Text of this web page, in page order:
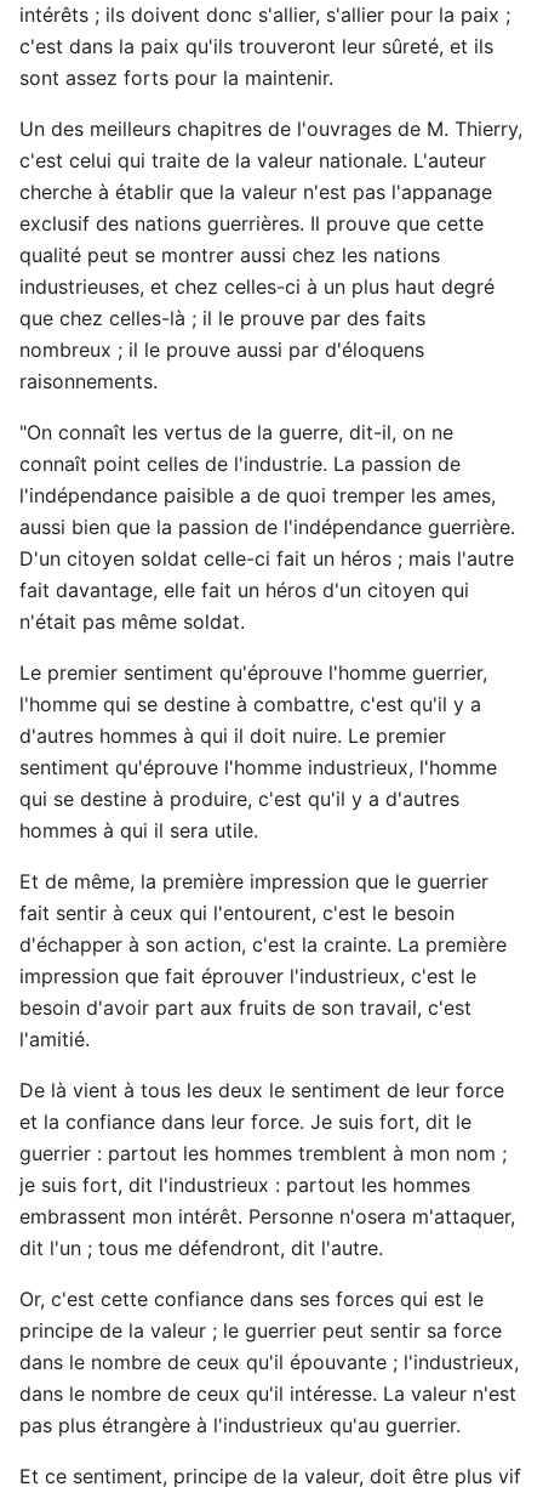
intérêts ; ils doivent donc s'allier, s'allier pour la paix ;
c'est dans la paix qu'ils trouveront leur sûreté, et ils
sont assez forts pour la maintenir.
Un des meilleurs chapitres de l'ouvrages de M. Thierry,
c'est celui qui traite de la valeur nationale. L'auteur
cherche à établir que la valeur n'est pas l'appanage
exclusif des nations guerrières. Il prouve que cette
qualité peut se montrer aussi chez les nations
industrieuses, et chez celles-ci à un plus haut degré
que chez celles-là ; il le prouve par des faits
nombreux ; il le prouve aussi par d'éloquens
raisonnements.
"On connaît les vertus de la guerre, dit-il, on ne
connaît point celles de l'industrie. La passion de
l'indépendance paisible a de quoi tremper les ames,
aussi bien que la passion de l'indépendance guerrière.
D'un citoyen soldat celle-ci fait un héros ; mais l'autre
fait davantage, elle fait un héros d'un citoyen qui
n'était pas même soldat.
Le premier sentiment qu'éprouve l'homme guerrier,
l'homme qui se destine à combattre, c'est qu'il y a
d'autres hommes à qui il doit nuire. Le premier
sentiment qu'éprouve l'homme industrieux, l'homme
qui se destine à produire, c'est qu'il y a d'autres
hommes à qui il sera utile.
Et de même, la première impression que le guerrier
fait sentir à ceux qui l'entourent, c'est le besoin
d'échapper à son action, c'est la crainte. La première
impression que fait éprouver l'industrieux, c'est le
besoin d'avoir part aux fruits de son travail, c'est
l'amitié.
De là vient à tous les deux le sentiment de leur force
et la confiance dans leur force. Je suis fort, dit le
guerrier : partout les hommes tremblent à mon nom ;
je suis fort, dit l'industrieux : partout les hommes
embrassent mon intérêt. Personne n'osera m'attaquer,
dit l'un ; tous me défendront, dit l'autre.
Or, c'est cette confiance dans ses forces qui est le
principe de la valeur ; le guerrier peut sentir sa force
dans le nombre de ceux qu'il épouvante ; l'industrieux,
dans le nombre de ceux qu'il intéresse. La valeur n'est
pas plus étrangère à l'industrieux qu'au guerrier.
Et ce sentiment, principe de la valeur, doit être plus vif